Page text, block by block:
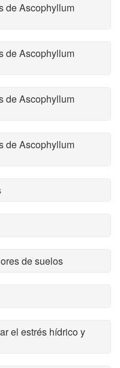
de Ascophyllum
de Ascophyllum
de Ascophyllum
de Ascophyllum
de suelos
el estrés hídrico y